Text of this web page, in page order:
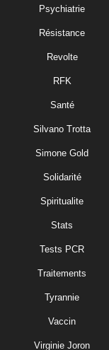
Psychiatrie
Résistance
Revolte
RFK
Santé
Silvano Trotta
Simone Gold
Solidarité
Spiritualite
Stats
Tests PCR
Traitements
Tyrannie
Vaccin
Virginie Joron